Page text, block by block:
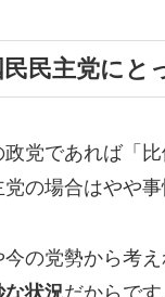
民主党にと
党であれば「
の場合はやや事
の党勢から考
な状況だからです